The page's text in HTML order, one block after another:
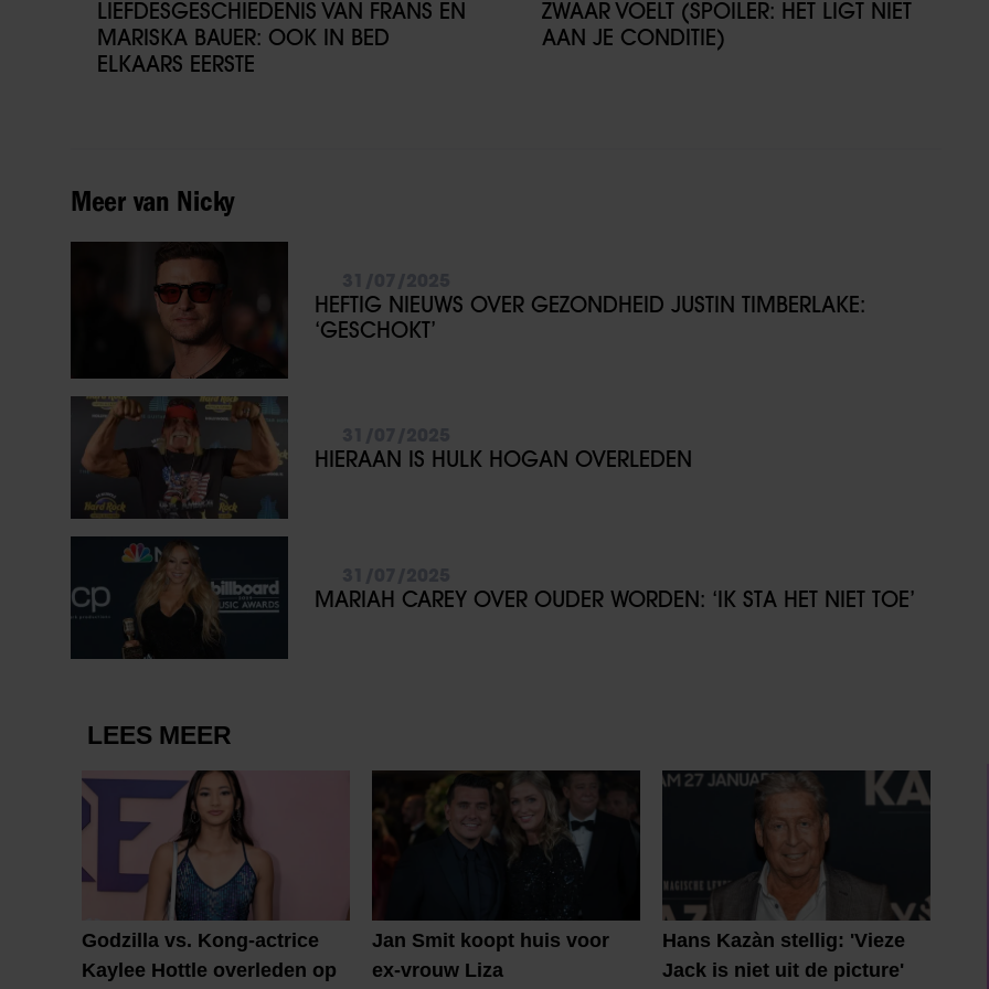
LIEFDESGESCHIEDENIS VAN FRANS EN
MARISKA BAUER: OOK IN BED
ELKAARS EERSTE
ZWAAR VOELT (SPOILER: HET LIGT NIET
AAN JE CONDITIE)
Meer van Nicky
HEFTIG NIEUWS OVER GEZONDHEID JUSTIN TIMBERLAKE:
‘GESCHOKT’
HIERAAN IS HULK HOGAN OVERLEDEN
MARIAH CAREY OVER OUDER WORDEN: ‘IK STA HET NIET TOE’